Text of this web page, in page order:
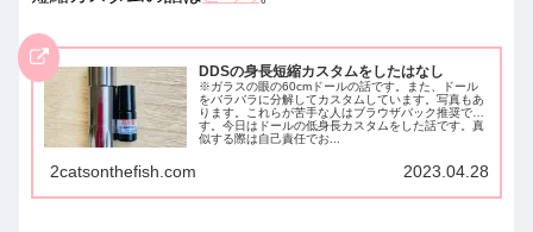
DDSの身長短縮カスタムをしたはなし
※ガラスの眼の60cmドールの話です。また、ドール
をバラバラに分解してカスタムしています。写真もあ
ります。これらが苦手な人はブラウザバック推奨で
す。今日はドールの低身長カスタムをした話です。真
似する際は自己責任でお...
2catsonthefish.com 2023.04.28